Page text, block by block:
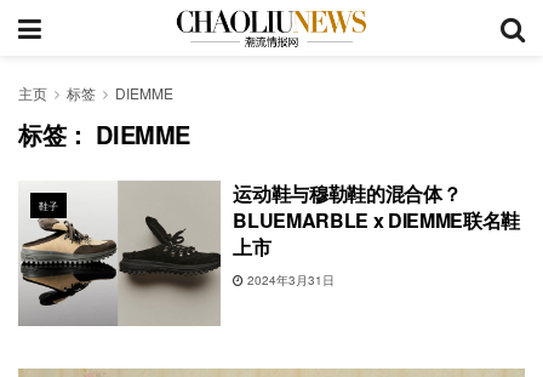
主页 标签 DIEMME
标签： DIEMME
鞋子
运动鞋与穆勒鞋的混合体？
BLUEMARBLE x DIEMME联名鞋
上市
2024年3月31日